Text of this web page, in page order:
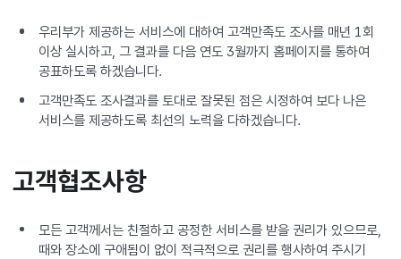
우리부가 제공하는 서비스에 대하여 고객만족도 조사를 매년 1회
이상 실시하고, 그 결과를 다음 연도 3월까지 홈페이지를 통하여
공표하도록 하겠습니다.
고객만족도 조사결과를 토대로 잘못된 점은 시정하여 보다 나은
서비스를 제공하도록 최선의 노력을 다하겠습니다.
고객협조사항
모든 고객께서는 친절하고 공정한 서비스를 받을 권리가 있으므로,
때와 장소에 구애됨이 없이 적극적으로 권리를 행사하여 주시기